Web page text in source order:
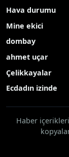
Hava durumu
Mine ekici
dombay
ahmet uçar
Çelikkayalar
Ecdadın izinde
Haber